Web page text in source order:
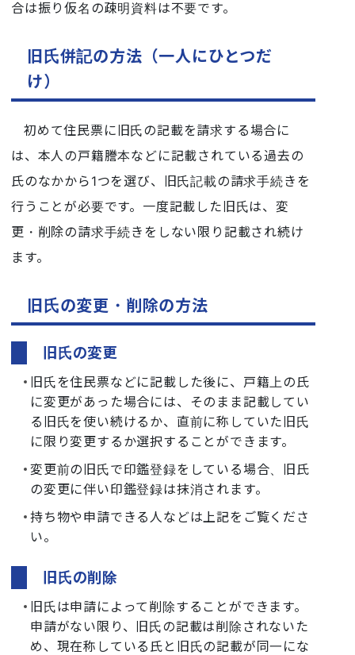
合は振り仮名の疎明資料は不要です。
旧氏併記の方法（一人にひとつだ
け）
初めて住民票に旧氏の記載を請求する場合に
は、本人の戸籍謄本などに記載されている過去の
氏のなかから1つを選び、旧氏記載の請求手続きを
行うことが必要です。一度記載した旧氏は、変
更・削除の請求手続きをしない限り記載され続け
ます。
旧氏の変更・削除の方法
旧氏の変更
旧氏を住民票などに記載した後に、戸籍上の氏
に変更があった場合には、そのまま記載してい
る旧氏を使い続けるか、直前に称していた旧氏
に限り変更するか選択することができます。
変更前の旧氏で印鑑登録をしている場合、旧氏
の変更に伴い印鑑登録は抹消されます。
持ち物や申請できる人などは上記をご覧くださ
い。
旧氏の削除
旧氏は申請によって削除することができます。
申請がない限り、旧氏の記載は削除されないた
め、現在称している氏と旧氏の記載が同一にな